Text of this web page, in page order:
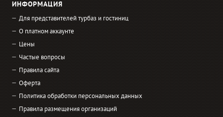
ИНФОРМАЦИЯ
Для представителей турбаз и гостиниц
О платном аккаунте
Цены
Частые вопросы
Правила сайта
Оферта
Политика обработки персональных данных
Правила размещения организаций